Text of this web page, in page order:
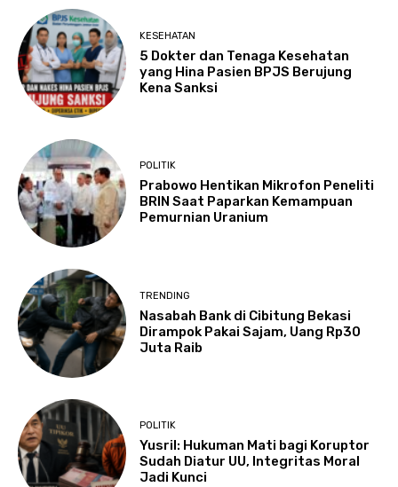
KESEHATAN
5 Dokter dan Tenaga Kesehatan
yang Hina Pasien BPJS Berujung
Kena Sanksi
POLITIK
Prabowo Hentikan Mikrofon Peneliti
BRIN Saat Paparkan Kemampuan
Pemurnian Uranium
TRENDING
Nasabah Bank di Cibitung Bekasi
Dirampok Pakai Sajam, Uang Rp30
Juta Raib
POLITIK
Yusril: Hukuman Mati bagi Koruptor
Sudah Diatur UU, Integritas Moral
Jadi Kunci